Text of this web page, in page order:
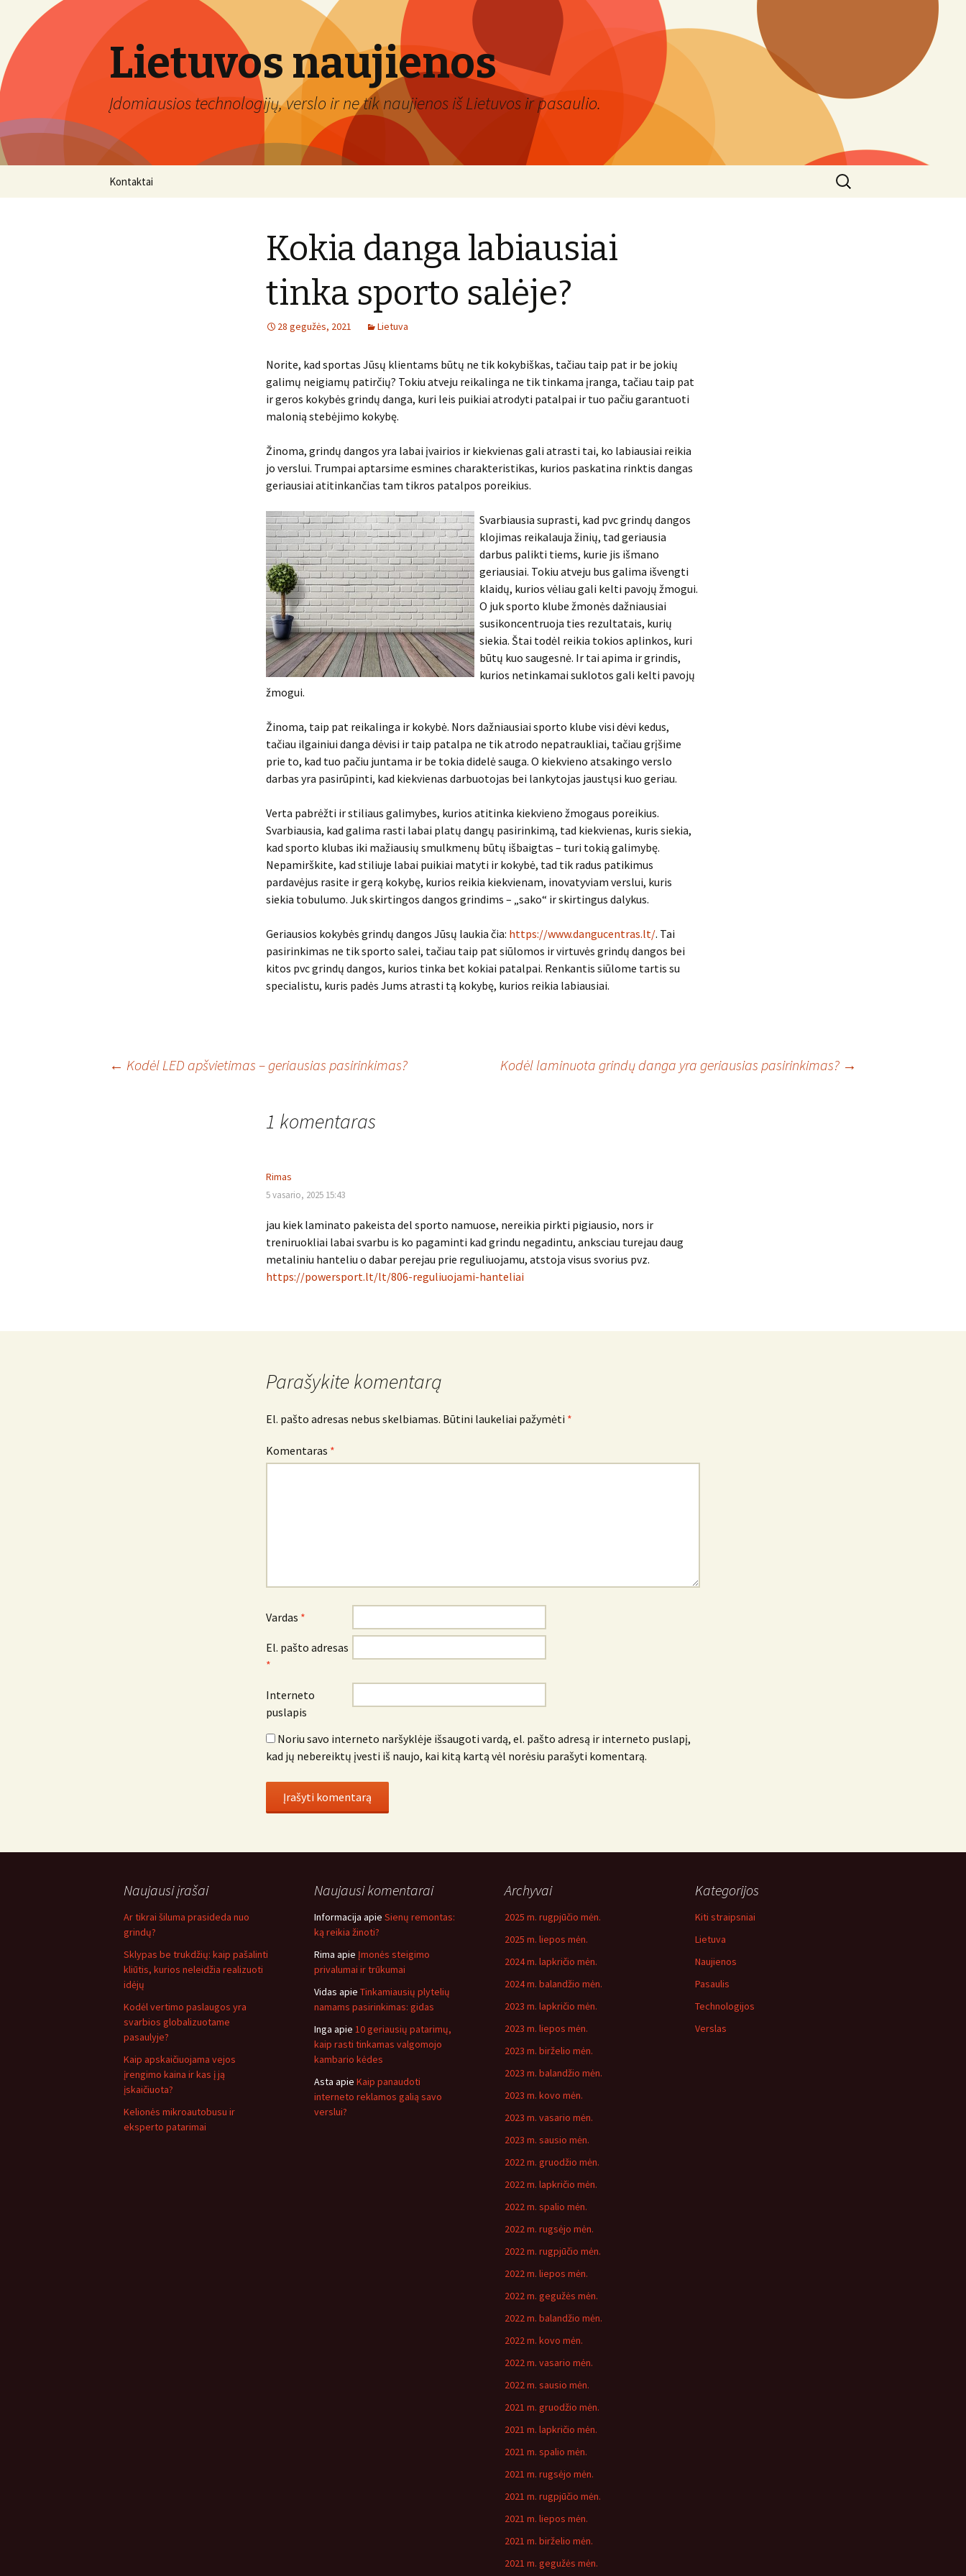
Lietuvos naujienos
Įdomiausios technologijų, verslo ir ne tik naujienos iš Lietuvos ir pasaulio.
Kontaktai
Ieškoti:
Kokia danga labiausiai
tinka sporto salėje?
28 gegužės, 2021 Lietuva
Norite, kad sportas Jūsų klientams būtų ne tik kokybiškas, tačiau taip pat ir be jokių
galimų neigiamų patirčių? Tokiu atveju reikalinga ne tik tinkama įranga, tačiau taip pat
ir geros kokybės grindų danga, kuri leis puikiai atrodyti patalpai ir tuo pačiu garantuoti
malonią stebėjimo kokybę.
Žinoma, grindų dangos yra labai įvairios ir kiekvienas gali atrasti tai, ko labiausiai reikia
jo verslui. Trumpai aptarsime esmines charakteristikas, kurios paskatina rinktis dangas
geriausiai atitinkančias tam tikros patalpos poreikius.
Svarbiausia suprasti, kad pvc grindų dangos
klojimas reikalauja žinių, tad geriausia
darbus palikti tiems, kurie jis išmano
geriausiai. Tokiu atveju bus galima išvengti
klaidų, kurios vėliau gali kelti pavojų žmogui.
O juk sporto klube žmonės dažniausiai
susikoncentruoja ties rezultatais, kurių
siekia. Štai todėl reikia tokios aplinkos, kuri
būtų kuo saugesnė. Ir tai apima ir grindis,
kurios netinkamai suklotos gali kelti pavojų
žmogui.
Žinoma, taip pat reikalinga ir kokybė. Nors dažniausiai sporto klube visi dėvi kedus,
tačiau ilgainiui danga dėvisi ir taip patalpa ne tik atrodo nepatraukliai, tačiau grįšime
prie to, kad tuo pačiu juntama ir be tokia didelė sauga. O kiekvieno atsakingo verslo
darbas yra pasirūpinti, kad kiekvienas darbuotojas bei lankytojas jaustųsi kuo geriau.
Verta pabrėžti ir stiliaus galimybes, kurios atitinka kiekvieno žmogaus poreikius.
Svarbiausia, kad galima rasti labai platų dangų pasirinkimą, tad kiekvienas, kuris siekia,
kad sporto klubas iki mažiausių smulkmenų būtų išbaigtas – turi tokią galimybę.
Nepamirškite, kad stiliuje labai puikiai matyti ir kokybė, tad tik radus patikimus
pardavėjus rasite ir gerą kokybę, kurios reikia kiekvienam, inovatyviam verslui, kuris
siekia tobulumo. Juk skirtingos dangos grindims – „sako“ ir skirtingus dalykus.
Geriausios kokybės grindų dangos Jūsų laukia čia: https://www.dangucentras.lt/. Tai
pasirinkimas ne tik sporto salei, tačiau taip pat siūlomos ir virtuvės grindų dangos bei
kitos pvc grindų dangos, kurios tinka bet kokiai patalpai. Renkantis siūlome tartis su
specialistu, kuris padės Jums atrasti tą kokybę, kurios reikia labiausiai.
← Kodėl LED apšvietimas – geriausias pasirinkimas? Kodėl laminuota grindų danga yra geriausias pasirinkimas? →
1 komentaras
Rimas
5 vasario, 2025 15:43
jau kiek laminato pakeista del sporto namuose, nereikia pirkti pigiausio, nors ir
treniruokliai labai svarbu is ko pagaminti kad grindu negadintu, anksciau turejau daug
metaliniu hanteliu o dabar perejau prie reguliuojamu, atstoja visus svorius pvz.
https://powersport.lt/lt/806-reguliuojami-hanteliai
Parašykite komentarą
El. pašto adresas nebus skelbiamas. Būtini laukeliai pažymėti *
Komentaras *
Vardas *
El. pašto adresas
*
Interneto
puslapis
Noriu savo interneto naršyklėje išsaugoti vardą, el. pašto adresą ir interneto puslapį,
kad jų nebereiktų įvesti iš naujo, kai kitą kartą vėl norėsiu parašyti komentarą.
Naujausi įrašai
Ar tikrai šiluma prasideda nuo
grindų?
Sklypas be trukdžių: kaip pašalinti
kliūtis, kurios neleidžia realizuoti
idėjų
Kodėl vertimo paslaugos yra
svarbios globalizuotame
pasaulyje?
Kaip apskaičiuojama vejos
įrengimo kaina ir kas į ją
įskaičiuota?
Kelionės mikroautobusu ir
eksperto patarimai
Naujausi komentarai
Informacija apie Sienų remontas:
ką reikia žinoti?
Rima apie Įmonės steigimo
privalumai ir trūkumai
Vidas apie Tinkamiausių plytelių
namams pasirinkimas: gidas
Inga apie 10 geriausių patarimų,
kaip rasti tinkamas valgomojo
kambario kėdes
Asta apie Kaip panaudoti
interneto reklamos galią savo
verslui?
Archyvai
2025 m. rugpjūčio mėn.
2025 m. liepos mėn.
2024 m. lapkričio mėn.
2024 m. balandžio mėn.
2023 m. lapkričio mėn.
2023 m. liepos mėn.
2023 m. birželio mėn.
2023 m. balandžio mėn.
2023 m. kovo mėn.
2023 m. vasario mėn.
2023 m. sausio mėn.
2022 m. gruodžio mėn.
2022 m. lapkričio mėn.
2022 m. spalio mėn.
2022 m. rugsėjo mėn.
2022 m. rugpjūčio mėn.
2022 m. liepos mėn.
2022 m. gegužės mėn.
2022 m. balandžio mėn.
2022 m. kovo mėn.
2022 m. vasario mėn.
2022 m. sausio mėn.
2021 m. gruodžio mėn.
2021 m. lapkričio mėn.
2021 m. spalio mėn.
2021 m. rugsėjo mėn.
2021 m. rugpjūčio mėn.
2021 m. liepos mėn.
2021 m. birželio mėn.
2021 m. gegužės mėn.
Kategorijos
Kiti straipsniai
Lietuva
Naujienos
Pasaulis
Technologijos
Verslas